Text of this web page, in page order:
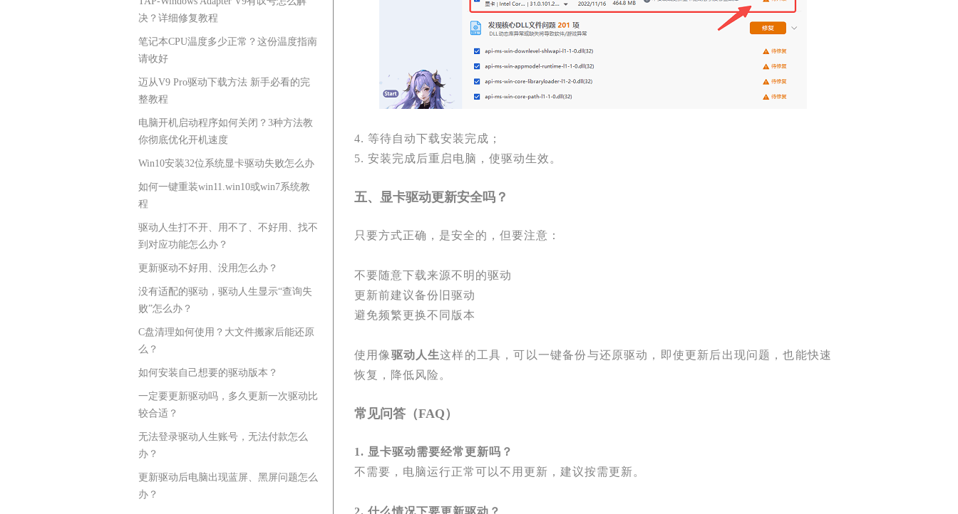
决？详细修复教程
笔记本CPU温度多少正常？这份温度指南
请收好
迈从V9 Pro驱动下载方法 新手必看的完
整教程
电脑开机启动程序如何关闭？3种方法教
你彻底优化开机速度
Win10安装32位系统显卡驱动失败怎么办
如何一键重装win11.win10或win7系统教
程
驱动人生打不开、用不了、不好用、找不
到对应功能怎么办？
更新驱动不好用、没用怎么办？
没有适配的驱动，驱动人生显示“查询失
败”怎么办？
C盘清理如何使用？大文件搬家后能还原
么？
如何安装自己想要的驱动版本？
一定要更新驱动吗，多久更新一次驱动比
较合适？
无法登录驱动人生账号，无法付款怎么
办？
更新驱动后电脑出现蓝屏、黑屏问题怎么
办？
4. 等待自动下载安装完成；
5. 安装完成后重启电脑，使驱动生效。
五、显卡驱动更新安全吗？
只要方式正确，是安全的，但要注意：
不要随意下载来源不明的驱动
更新前建议备份旧驱动
避免频繁更换不同版本
使用像 驱动人生这样的工具，可以一键备份与还原驱动，即使更新后出现问题，也能快速
恢复，降低风险。
常见问答（FAQ）
1. 显卡驱动需要经常更新吗？
不需要，电脑运行正常可以不用更新，建议按需更新。
2. 什么情况下要更新驱动？